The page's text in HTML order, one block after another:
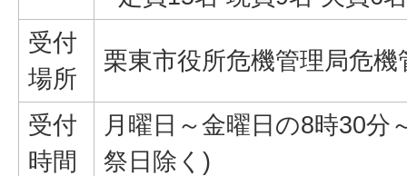
受付
場所
栗東市役所危機管理局危機
受付
時間
月曜日～金曜日の8時30分
祭日除く)